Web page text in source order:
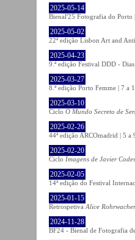
2025-05-14
Bienal'25 Fotografia do
2025-05-02
22ª edição Lisbon Art and
2025-04-23
9.ª edição Festival DDD -
2025-03-27
8.ª edição Porto Femme | 7 a
2025-03-10
Ciclo O Mundo Secreto de
2025-02-26
44ª edição ARCOmadrid | 5
2025-02-20
Ciclo Imagens de Javier
2025-02-05
14ª edição do Festival
2025-01-15
Retrospetiva Alice
2024-11-28
BF24 - Bienal de Fotografia